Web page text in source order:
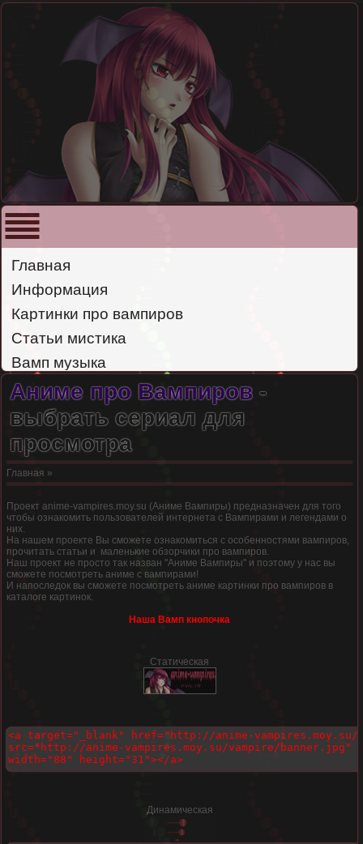
Авторизация
Главная
Информация
Картинки про вампиров
Статьи мистика
Вамп музыка
Аниме про Вампиров -
выбрать сериал для
просмотра
Главная »
Проект anime-vampires.moy.su (Аниме Вампиры) предназначен для того
чтобы ознакомить пользователей интернета с Вампирами и легендами о
них.
На нашем проекте Вы сможете ознакомиться с особенностями вампиров,
прочитать статьи и маленькие обзорчики про вампиров.
Наш проект не просто так назван "Аниме Вампиры" и поэтому у нас вы
сможете посмотреть аниме с вампирами!
И напоследок вы сможете посмотреть аниме картинки про вампиров в
каталоге картинок.
Наша Вамп кнопочка
Статическая
Динамическая